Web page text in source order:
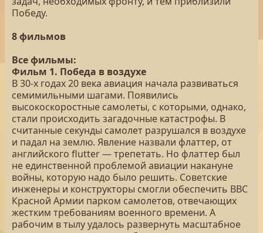
Победу.
8 фильмов
Все фильмы:
Фильм 1. Победа в воздухе
В 30-х годах 20 века авиация начала развиваться
семимильными шагами. Появились
высокоскоростные самолеты, с которыми, однако,
стали происходить загадочные катастрофы. В
считанные секунды самолет разрушался в воздухе
и падал на землю. Явление назвали флаттер, от
английского flutter — трепетать. Но флаттер был
не единственной проблемой авиации накануне
войны, которую надо было решить. Советские
инженеры и конструкторы смогли обеспечить ВВС
Красной Армии парком самолетов, отвечающих
жестким требованиям военного времени. А
рабочим в тылу удалось развернуть масштабное